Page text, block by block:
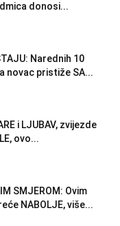
donosi...
Narednih 10
novac pristiže SA...
i LJUBAV, zvijezde
ovo...
SMJEROM: Ovim
NABOLJE, više...